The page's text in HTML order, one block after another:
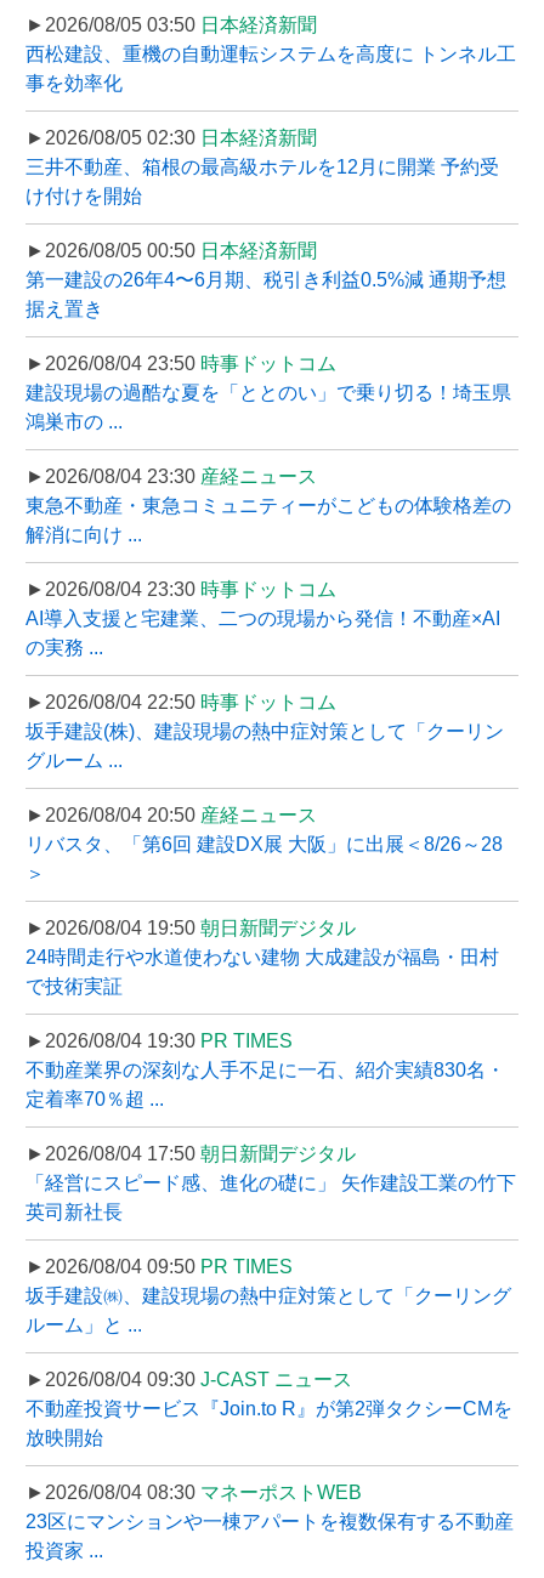
►2026/08/05 03:50 日本経済新聞
西松建設、重機の自動運転システムを高度に トンネル工
事を効率化
►2026/08/05 02:30 日本経済新聞
三井不動産、箱根の最高級ホテルを12月に開業 予約受
け付けを開始
►2026/08/05 00:50 日本経済新聞
第一建設の26年4〜6月期、税引き利益0.5%減 通期予想
据え置き
►2026/08/04 23:50 時事ドットコム
建設現場の過酷な夏を「ととのい」で乗り切る！埼玉県
鴻巣市の ...
►2026/08/04 23:30 産経ニュース
東急不動産・東急コミュニティーがこどもの体験格差の
解消に向け ...
►2026/08/04 23:30 時事ドットコム
AI導入支援と宅建業、二つの現場から発信！不動産×AI
の実務 ...
►2026/08/04 22:50 時事ドットコム
坂手建設(株)、建設現場の熱中症対策として「クーリン
グルーム ...
►2026/08/04 20:50 産経ニュース
リバスタ、「第6回 建設DX展 大阪」に出展＜8/26～28
＞
►2026/08/04 19:50 朝日新聞デジタル
24時間走行や水道使わない建物 大成建設が福島・田村
で技術実証
►2026/08/04 19:30 PR TIMES
不動産業界の深刻な人手不足に一石、紹介実績830名・
定着率70％超 ...
►2026/08/04 17:50 朝日新聞デジタル
「経営にスピード感、進化の礎に」 矢作建設工業の竹下
英司新社長
►2026/08/04 09:50 PR TIMES
坂手建設㈱、建設現場の熱中症対策として「クーリング
ルーム」と ...
►2026/08/04 09:30 J-CAST ニュース
不動産投資サービス『Join.to R』が第2弾タクシーCMを
放映開始
►2026/08/04 08:30 マネーポストWEB
23区にマンションや一棟アパートを複数保有する不動産
投資家 ...